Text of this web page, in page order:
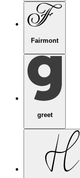
Fairmont
greet